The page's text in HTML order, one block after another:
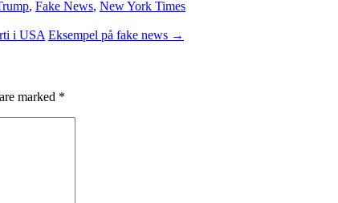
, Fake News, New York Times
i USA Eksempel på fake news →
marked *